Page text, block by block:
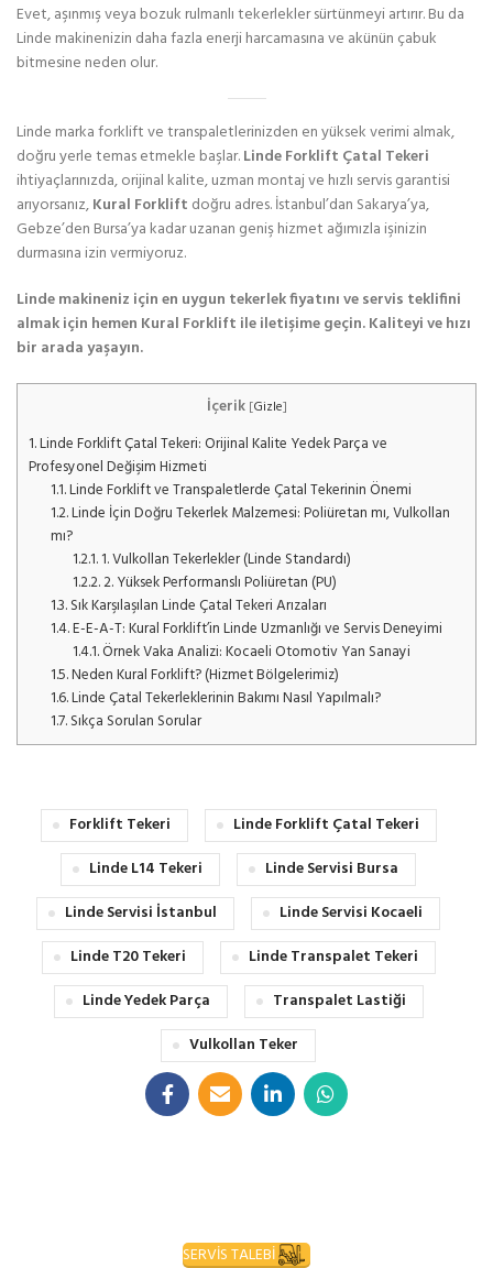
Evet, aşınmış veya bozuk rulmanlı tekerlekler sürtünmeyi artırır. Bu da
Linde makinenizin daha fazla enerji harcamasına ve akünün çabuk
bitmesine neden olur.
Linde marka forklift ve transpaletlerinizden en yüksek verimi almak,
doğru yerle temas etmekle başlar.Linde Forklift Çatal Tekeri
ihtiyaçlarınızda, orijinal kalite, uzman montaj ve hızlı servis garantisi
arıyorsanız,Kural Forklift doğru adres. İstanbul’dan Sakarya’ya,
Gebze’den Bursa’ya kadar uzanan geniş hizmet ağımızla işinizin
durmasına izin vermiyoruz.
Linde makineniz için en uygun tekerlek fiyatını ve servis teklifini
almak için hemen Kural Forklift ile iletişime geçin. Kaliteyi ve hızı
bir arada yaşayın.
İçerik [Gizle]
1.Linde Forklift Çatal Tekeri: Orijinal Kalite Yedek Parça ve
Profesyonel Değişim Hizmeti
1.1.Linde Forklift ve Transpaletlerde Çatal Tekerinin Önemi
1.2.Linde İçin Doğru Tekerlek Malzemesi: Poliüretan mı, Vulkollan
mı?
1.2.1.1. Vulkollan Tekerlekler (Linde Standardı)
1.2.2.2. Yüksek Performanslı Poliüretan (PU)
1.3.Sık Karşılaşılan Linde Çatal Tekeri Arızaları
1.4.E-E-A-T: Kural Forklift’in Linde Uzmanlığı ve Servis Deneyimi
1.4.1.Örnek Vaka Analizi: Kocaeli Otomotiv Yan Sanayi
1.5.Neden Kural Forklift? (Hizmet Bölgelerimiz)
1.6.Linde Çatal Tekerleklerinin Bakımı Nasıl Yapılmalı?
1.7.Sıkça Sorulan Sorular
Forklift Tekeri
Linde Forklift Çatal Tekeri
Linde L14 Tekeri
Linde Servisi Bursa
Linde Servisi İstanbul
Linde Servisi Kocaeli
Linde T20 Tekeri
Linde Transpalet Tekeri
Linde Yedek Parça
Transpalet Lastiği
Vulkollan Teker
SERVİS TALEBİ